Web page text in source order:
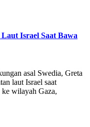
Israel Saat Bawa
asal Swedia, Greta
laut Israel saat
ke wilayah Gaza,